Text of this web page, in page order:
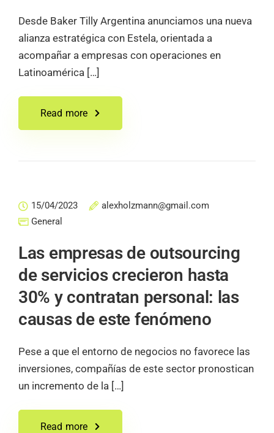
Desde Baker Tilly Argentina anunciamos una nueva
alianza estratégica con Estela, orientada a
acompañar a empresas con operaciones en
Latinoamérica […]
Read more
15/04/2023
alexholzmann@gmail.com
General
Las empresas de outsourcing
de servicios crecieron hasta
30% y contratan personal: las
causas de este fenómeno
Pese a que el entorno de negocios no favorece las
inversiones, compañías de este sector pronostican
un incremento de la […]
Read more